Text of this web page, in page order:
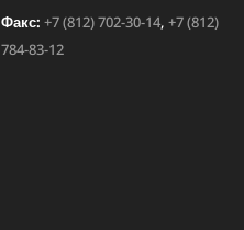
Факс: +7 (812) 702-30-14,+7 (812)
784-83-12